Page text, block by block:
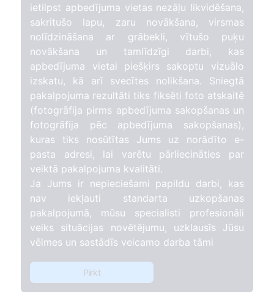
ietilpst apbedījuma vietas nezāļu likvidēšana,
sakritušo lapu, zaru novākšana, virsmas
nolīdzināšana ar grābekli, vītušo puķu
novākšana un tamlīdzīgi darbi, kas
apbedījuma vietai piešķirs sakoptu vizuālo
izskatu, kā arī svecītes nolikšana. Sniegtā
pakalpojuma rezultāti tiks fiksēti foto atskaitē
(fotogrāfija pirms apbedījuma sakopšanas un
fotogrāfija pēc apbedījuma sakopšanas),
kuras tiks nosūtītas Jums uz norādīto e-
pasta adresi, lai varētu pārliecināties par
veiktā pakalpojuma kvalitāti.
Ja Jums ir nepieciešami papildu darbi, kas
nav iekļauti standarta uzkopšanas
pakalpojumā, mūsu specialisti profesionāli
veiks situācijas novētējumu, uzklausīs Jūsu
vēlmes un sastādīs veicamo darba tāmi
Pirkt